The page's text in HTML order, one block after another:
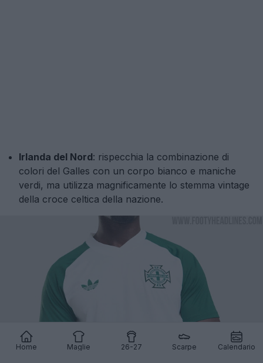
Home Maglie 26-27 Scarpe Calendario
Irlanda del Nord: rispecchia la combinazione di
colori del Galles con un corpo bianco e maniche
verdi, ma utilizza magnificamente lo stemma vintage
della croce celtica della nazione.